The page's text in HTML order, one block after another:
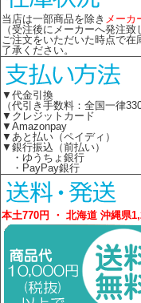
当店は一部商品を除き メーカ
（受注後にメーカーへ発注致
ご注文をいただいた時点で
了承ください。
▼代金引換
（代引き手数料：全国一律330
▼クレジットカード
▼Amazonpay
▼あと払い（ペイディ）
▼銀行振込（前払い）
・ゆうちょ銀行
・PayPay銀行
本土770円 ・ 北海道 沖縄県